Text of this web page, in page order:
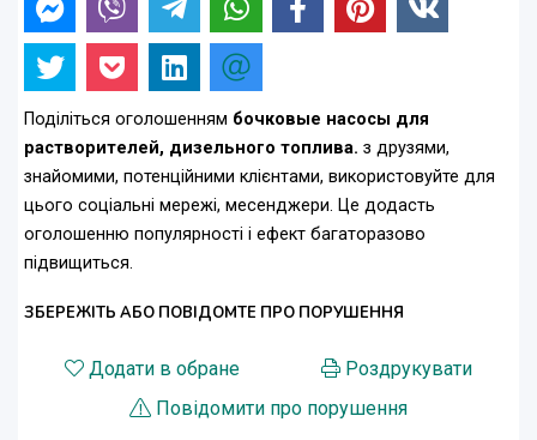
Поділіться оголошенням бочковые насосы для
растворителей, дизельного топлива. з друзями,
знайомими, потенційними клієнтами, використовуйте для
цього соціальні мережі, месенджери. Це додасть
оголошенню популярності і ефект багаторазово
підвищиться.
ЗБЕРЕЖІТЬ АБО ПОВІДОМТЕ ПРО ПОРУШЕННЯ
Додати в обране
Роздрукувати
Повідомити про порушення